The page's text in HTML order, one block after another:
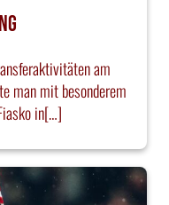
am
man mit besonderem
in[…]